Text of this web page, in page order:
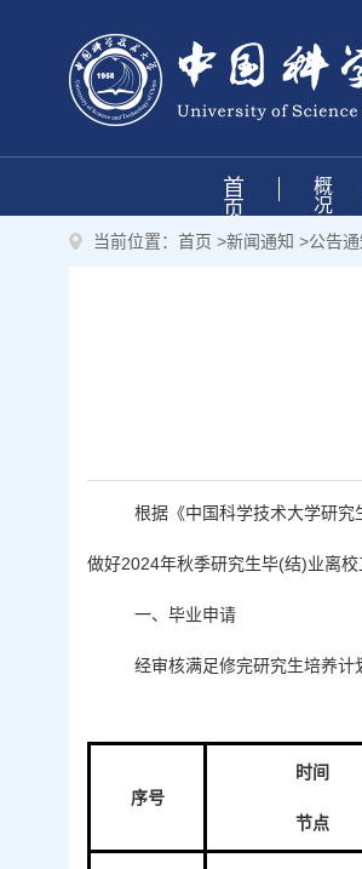
首
页
概
况
当前位置： 首页 >新闻通知 >公告通
根据《中国科学技术大学研
做好2024年秋季研究生毕(结)业离校
一、毕业申请
经审核满足修完研究生培养计
序号
时间
节点